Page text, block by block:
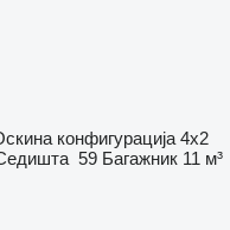
конфигурација 4x2
59 Багажник 11 м³